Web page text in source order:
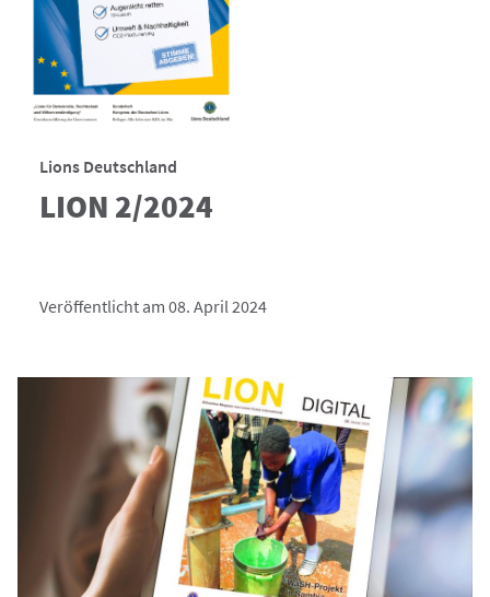
Lions Deutschland
LION 2/2024
Veröffentlicht am 08. April 2024